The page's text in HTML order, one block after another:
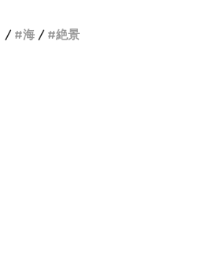
海 絶景